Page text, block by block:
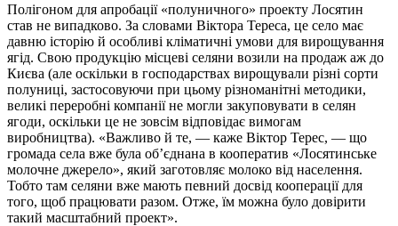
Полігоном для апробації «полуничного» проекту Лосятин
став не випадково. За словами Віктора Тереса, це село має
давню історію й особливі кліматичні умови для вирощування
ягід. Свою продукцію місцеві селяни возили на продаж аж до
Києва (але оскільки в господарствах вирощували різні сорти
полуниці, застосовуючи при цьому різноманітні методики,
великі переробні компанії не могли закуповувати в селян
ягоди, оскільки це не зовсім відповідає вимогам
виробництва). «Важливо й те, — каже Віктор Терес, — що
громада села вже була об’єднана в кооператив «Лосятинське
молочне джерело», який заготовляє молоко від населення.
Тобто там селяни вже мають певний досвід кооперації для
того, щоб працювати разом. Отже, їм можна було довірити
такий масштабний проект».